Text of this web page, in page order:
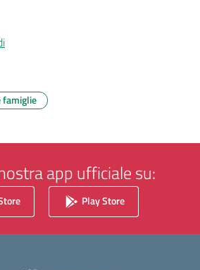
famiglie
app ufficiale su:
Play Store